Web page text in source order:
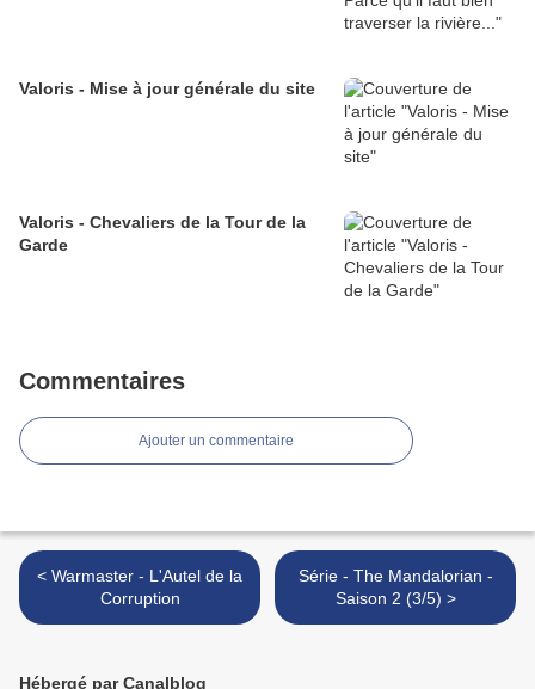
Valoris - Mise à jour générale du site
Valoris - Chevaliers de la Tour de la
Garde
Commentaires
Ajouter un commentaire
< Warmaster - L'Autel de la
Corruption
Série - The Mandalorian -
Saison 2 (3/5) >
Hébergé par Canalblog